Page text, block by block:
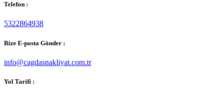
Telefon :
5322864938
Bize E-posta Gönder :
info@cagdasnakliyat.com.tr
Yol Tarifi :